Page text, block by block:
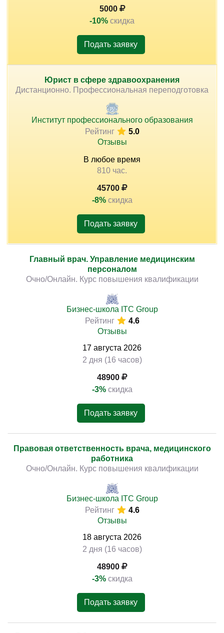
5000
-10% скидка
Подать заявку
Юрист в сфере здравоохранения
Дистанционно. Профессиональная переподготовка
Институт профессионального образования
Рейтинг
5.0
Отзывы
В любое время
810 час.
45700
-8% скидка
Подать заявку
Главный врач. Управление медицинским
персоналом
Очно/Онлайн. Курс повышения квалификации
Бизнес-школа ITC Group
Рейтинг
4.6
Отзывы
17 августа 2026
2 дня (16 часов)
48900
-3% скидка
Подать заявку
Правовая ответственность врача, медицинского
работника
Очно/Онлайн. Курс повышения квалификации
Бизнес-школа ITC Group
Рейтинг
4.6
Отзывы
18 августа 2026
2 дня (16 часов)
48900
-3% скидка
Подать заявку